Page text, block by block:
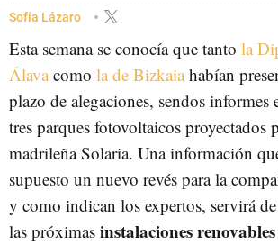
EUSKADI ECONOMÍA
Sofía Lázaro
Esta semana se conocía que tanto la
Álavacomo la de Bizkaiahabían
plazo de alegaciones, sendos informes
tres parques fotovoltaicos proyectados
madrileña Solaria. Una información
supuesto un nuevo revés para la
y como indican los expertos, servirá
las próximas instalaciones renovables